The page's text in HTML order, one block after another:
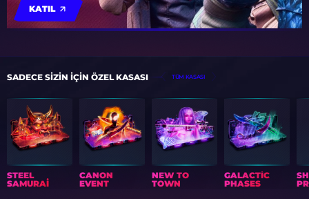
KATIL
SADECE SIZIN IÇIN ÖZEL KASASI TÜM KASASI
STEEL
SAMURAI
CANON
EVENT
NEW TO
TOWN
GALACTIC
PHASES